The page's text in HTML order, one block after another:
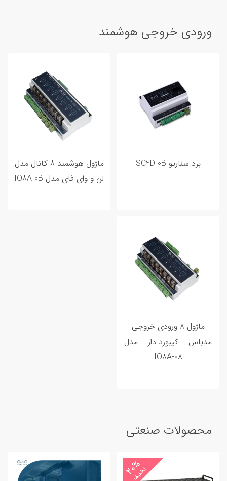
ورودی خروجی هوشمند
برد سناریو SC2D-0B
ماژول هوشمند 8 کانال مدل
لن و وای فای مدل IO8A-0B
ماژول 8 ورودی خروجی
مدباس – کیبورد دار – مدل
IO8A-08
محصولات صنعتی
20%